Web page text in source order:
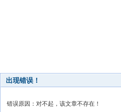
出现错误！
错误原因：对不起，该文章不存在！